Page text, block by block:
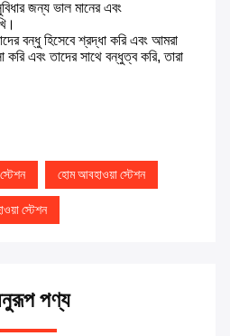
জন্য ভাল মানের এবং
বন্ধু হিসেবে শ্রদ্ধা করি এবং আমরা
এবং তাদের সাথে বন্ধুত্ব করি, তারা
হোম আবহাওয়া স্টেশন
স্টেশন
পণ্য